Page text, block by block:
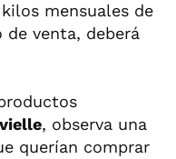
mensuales de
venta, deberá
, observa una
querían comprar